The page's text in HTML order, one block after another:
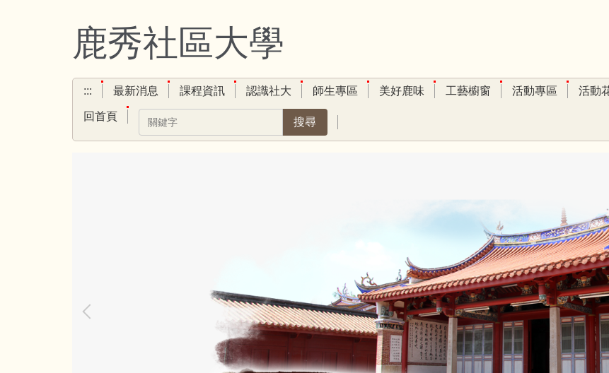
鹿秀社區大學
::: 最新消息 課程資訊 認識社大 師生專區 美好鹿味 工藝櫥窗 活動專區 活動
回首頁 搜尋